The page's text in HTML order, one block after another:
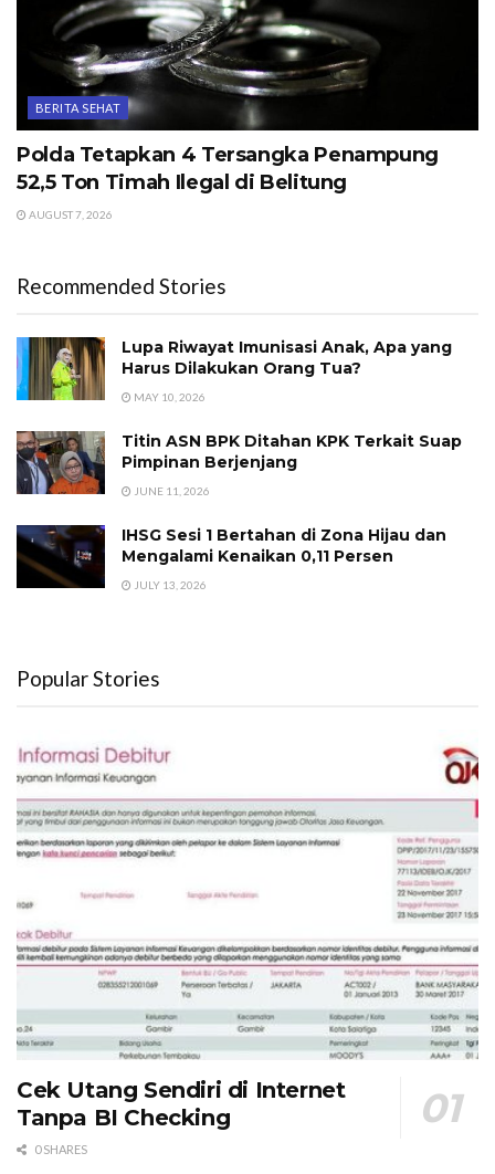
BERITA SEHAT
Polda Tetapkan 4 Tersangka Penampung
52,5 Ton Timah Ilegal di Belitung
AUGUST 7, 2026
Recommended Stories
Lupa Riwayat Imunisasi Anak, Apa yang
Harus Dilakukan Orang Tua?
MAY 10, 2026
Titin ASN BPK Ditahan KPK Terkait Suap
Pimpinan Berjenjang
JUNE 11, 2026
IHSG Sesi 1 Bertahan di Zona Hijau dan
Mengalami Kenaikan 0,11 Persen
JULY 13, 2026
Popular Stories
Cek Utang Sendiri di Internet
Tanpa BI Checking
0 SHARES